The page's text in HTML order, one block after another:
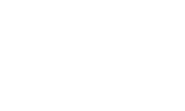
，目前有 44.3% 的讀者用